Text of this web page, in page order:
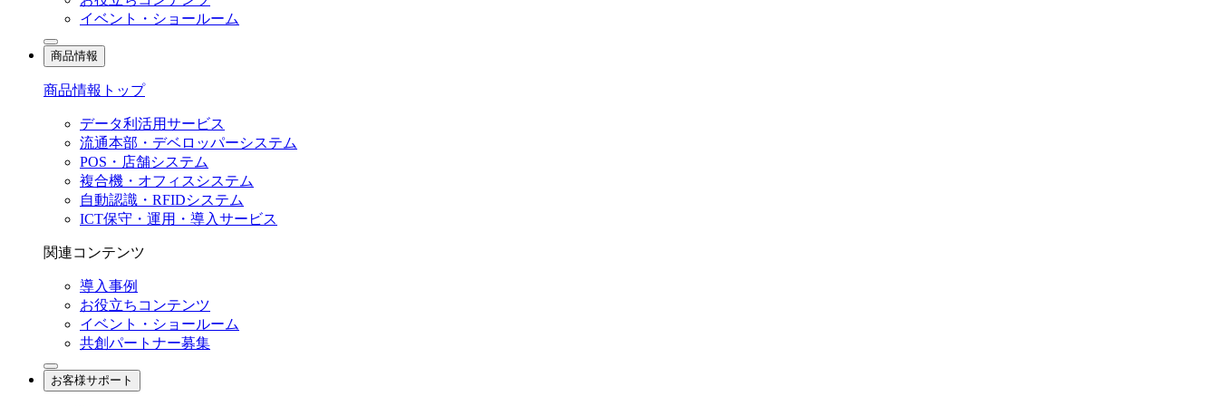
イベント・ショールーム
商品情報
商品情報トップ
データ利活用サービス
流通本部・デベロッパーシステム
POS・店舗システム
複合機・オフィスシステム
自動認識・RFIDシステム
ICT保守・運用・導入サービス
関連コンテンツ
導入事例
お役立ちコンテンツ
イベント・ショールーム
共創パートナー募集
お客様サポート